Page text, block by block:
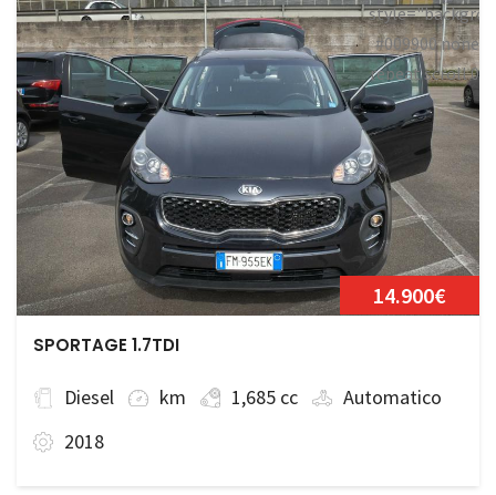
#009900 none
repeat scroll 0
14.900€
SPORTAGE 1.7TDI
Diesel km 1,685 cc
Automatico
2018